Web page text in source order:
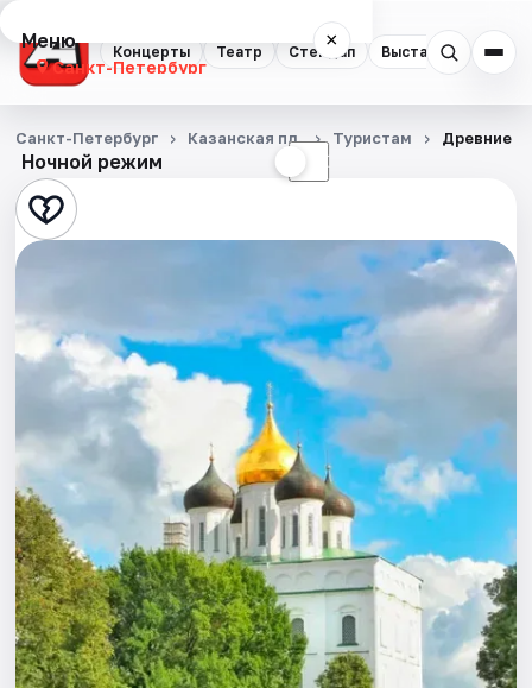
Концерты Театр Стендап Выставки
Меню ×
Санкт-Петербург
Концерты
Театр
Стендап
Квесты
Экскурсии
События
Города
Площадки
Ночной режим ☾
Санкт-Петербург Казанская пл. Туристам Древние